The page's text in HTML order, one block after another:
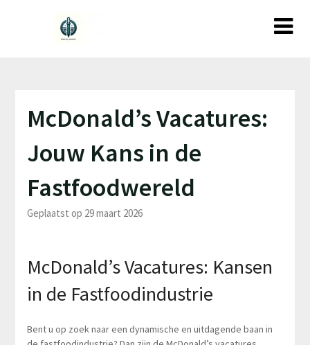
McDonald’s Vacatures:
Jouw Kans in de
Fastfoodwereld
Geplaatst op 29 maart 2026
McDonald’s Vacatures: Kansen
in de Fastfoodindustrie
Bent u op zoek naar een dynamische en uitdagende baan in